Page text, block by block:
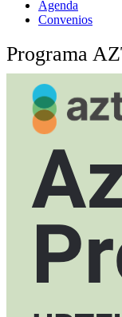
Agenda
Convenios
Programa